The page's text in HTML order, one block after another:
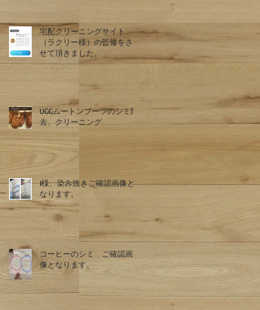
宅配クリーニングサイト
（ラクリー様）の監修をさ
せて頂きました。
UGGムートンブーツのシミ除
去、クリーニング
I様、染み抜きご確認画像と
なります。
コーヒーのシミ ご確認画
像となります。